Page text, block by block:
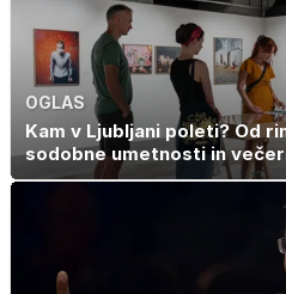
OGLAS
Kam v Ljubljani poleti? Od
sodobne umetnosti in